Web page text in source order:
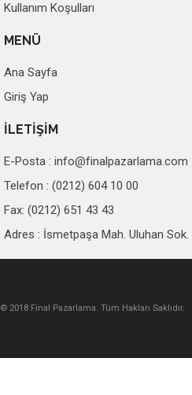
Kullanım Koşulları
MENÜ
Ana Sayfa
Giriş Yap
İLETİŞİM
E-Posta : info@finalpazarlama.com
Telefon : (0212) 604 10 00
Fax: (0212) 651 43 43
Adres : İsmetpaşa Mah. Uluhan
© 2018 Final Pazarlama. Tüm Hakları Saklıdır.